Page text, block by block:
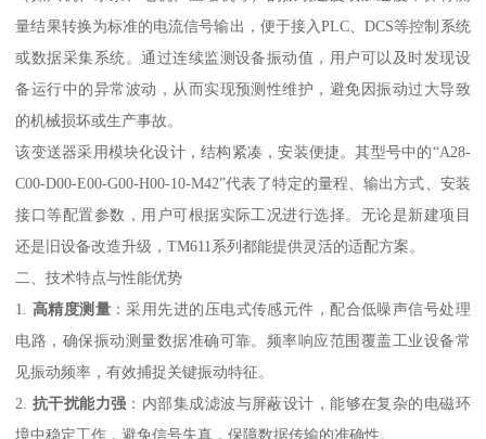
量结果转换为标准的电流信号输出，便于接入PLC、DCS等控制系统
或数据采集系统。通过连续监测设备振动值，用户可以及时发现设
备运行中的异常波动，从而实现预测性维护，避免因振动过大导致
的机械损坏或生产事故。
该变送器采用模块化设计，结构紧凑，安装便捷。其型号中的“A28-
C00-D00-E00-G00-H00-10-M42”代表了特定的量程、输出方式、安装
接口等配置参数，用户可根据实际工况进行选择。无论是新建项目
还是旧设备改造升级，TM611系列都能提供灵活的适配方案。
二、技术特点与性能优势
1. 高精度测量 ：采用先进的压电式传感元件，配合低噪声信号处理
电路，确保振动测量数据准确可靠。频率响应范围覆盖工业设备常
见振动频率，有效捕捉关键振动特征。
2. 抗干扰能力强 ：内部集成滤波与屏蔽设计，能够在复杂的电磁环
境中稳定工作，避免信号失真，保障数据传输的准确性。